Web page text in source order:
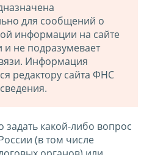
для сообщений о
информации на сайте
не подразумевает
Информация
редактору сайта ФНС
какой-либо вопрос
(в том числе